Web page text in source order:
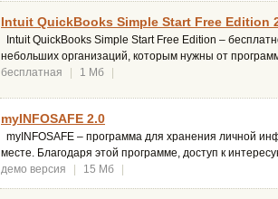
Intuit QuickBooks Simple Start Free Edition
Intuit QuickBooks Simple Start Free Edition –
небольших организаций, которым нужны от
бесплатная
1 Мб
myINFOSAFE 2.0
myINFOSAFE – программа для хранения личной
месте. Благодаря этой программе, доступ к
демо версия
15 Мб